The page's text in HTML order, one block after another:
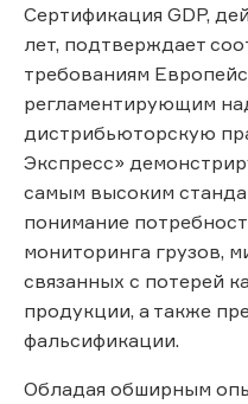
Сертификация GDP,
лет, подтверждает
требованиям
регламентирующим
дистрибьюторскую
Экспресс»
самым высоким
понимание
мониторинга грузов,
связанных с потерей
продукции, а также
фальсификации.
Обладая обширным